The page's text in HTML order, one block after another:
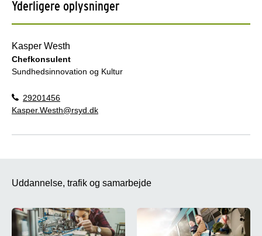
Yderligere oplysninger
Kasper Westh
Chefkonsulent
Sundhedsinnovation og Kultur
29201456
Kasper.Westh@rsyd.dk
Uddannelse, trafik og samarbejde